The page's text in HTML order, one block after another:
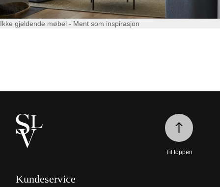
Ikke gjeldende møbel - Ment som inspirasjon
Kundeservice
Til toppen